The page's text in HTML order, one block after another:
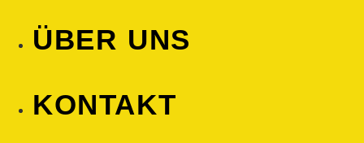
ÜBER UNS
KONTAKT